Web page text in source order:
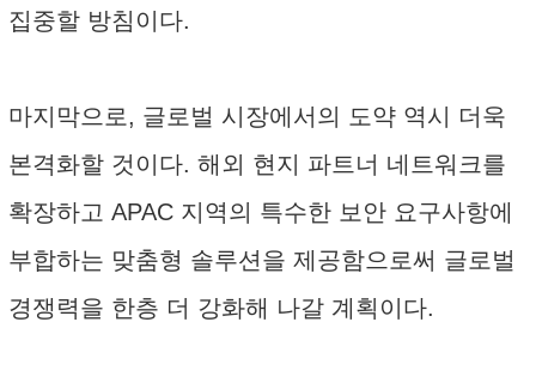
집중할 방침이다.
마지막으로, 글로벌 시장에서의 도약 역시 더욱
본격화할 것이다. 해외 현지 파트너 네트워크를
확장하고 APAC 지역의 특수한 보안 요구사항에
부합하는 맞춤형 솔루션을 제공함으로써 글로벌
경쟁력을 한층 더 강화해 나갈 계획이다.